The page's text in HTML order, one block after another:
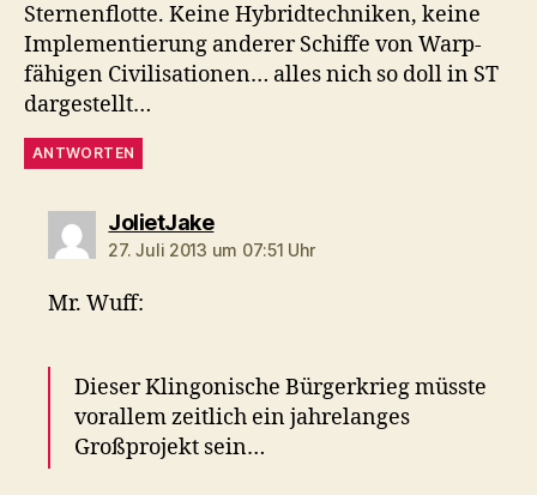
Sternenflotte. Keine Hybridtechniken, keine
Implementierung anderer Schiffe von Warp-
fähigen Civilisationen… alles nich so doll in ST
dargestellt…
ANTWORTEN
JolietJakesagt:
27. Juli 2013 um 07:51 Uhr
Mr. Wuff:
Dieser Klingonische Bürgerkrieg müsste
vorallem zeitlich ein jahrelanges
Großprojekt sein…